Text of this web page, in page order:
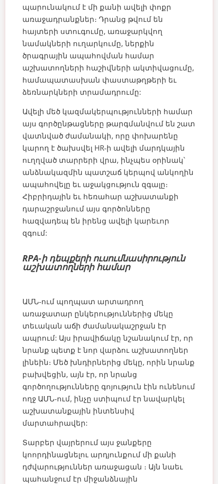
պարունակում է մի քանի ավելի փոքր
առաջադրանքներ։ Դրանց թվում են
հայտերի ստուգումը, առաջարկվող
նամակների ուղարկումը, ներքին
ծրագրային ապահովման համար
աշխատողների հաշիվների ակտիվացումը,
համապատասխան փաստաթղթերի եւ
ձեռնարկների տրամադրումը:
Ավելի մեծ կազմակերպությունների համար
այս գործընթացները թարգմանվում են շատ
վատնված ժամանակի, որը փոխարենը
կարող է ծախսվել HR-ի ավելի մարդկային
ուղղված տարրերի վրա, ինչպես օրինակ՝
անձնակազմին պատշաճ կերպով անկողին
ապահովելը եւ աջակցություն զգալը։
Հիբրիդային եւ հեռահար աշխատանքի
դարաշրջանում այս գործոնները
հազվադեպ են իրենց ավելի կարեւոր
զգում:
RPA-ի դեպքերի ուսումնասիրություն
աշխատողների համար
ԱՄՆ-ում պողպատ արտադրող
առաջատար ընկերություններից մեկը
տեւական աճի ժամանակաշրջան էր
ապրում: Այս իրավիճակը նշանակում էր, որ
նրանք պետք է նոր վարձու աշխատողներ
լինեին։ Մեծ խնդիրներից մեկը, որին նրանք
բախվեցին, այն էր, որ նրանց
գործողությունները գոյություն էին ունենում
ողջ ԱՄՆ-ում, ինչը ստիպում էր նավարկել
աշխատանքային ինտենսիվ
մարտահրավեր:
Տարբեր վայրերում այս ջանքերը
կոորդինացնելու արդյունքում մի քանի
դժվարություններ առաջացան ։ Այն նաեւ
պահանջում էր միջանձնային